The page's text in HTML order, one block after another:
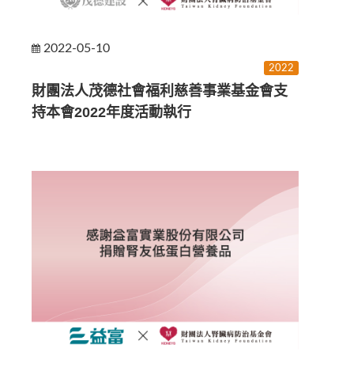
2022-05-10
2022
財團法人茂德社會福利慈善事業基金會支
持本會2022年度活動執行